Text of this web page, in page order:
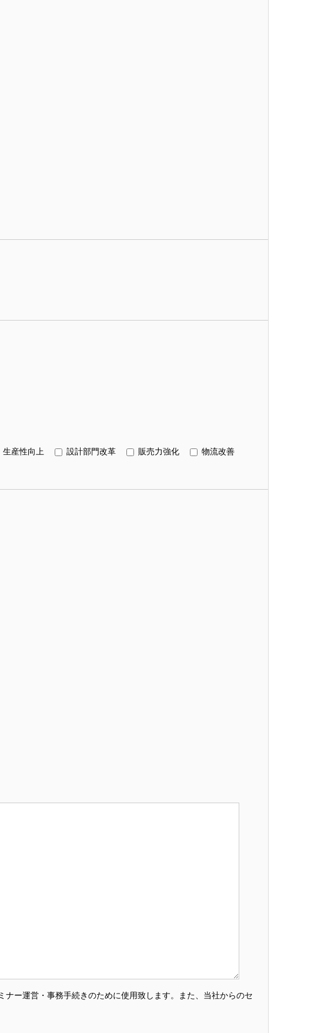
生産性向上 設計部門改革 販売力強化
物流改善
ー運営・事務手続きのために使用致します。また、当社からのセ